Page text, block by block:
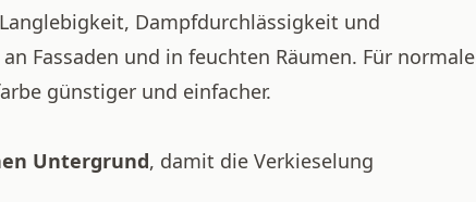
Dampfdurchlässigkeit und
Fassaden und in feuchten Räumen. Für normale
günstiger und einfacher.
Untergrund, damit die Verkieselung